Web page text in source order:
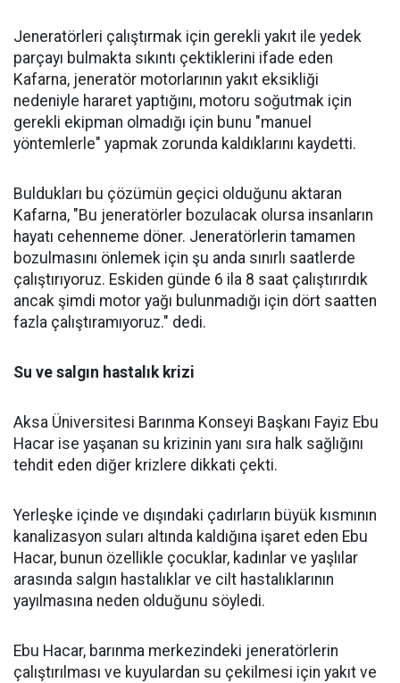
Jeneratörleri çalıştırmak için gerekli yakıt ile yedek
parçayı bulmakta sıkıntı çektiklerini ifade eden
Kafarna, jeneratör motorlarının yakıt eksikliği
nedeniyle hararet yaptığını, motoru soğutmak için
gerekli ekipman olmadığı için bunu "manuel
yöntemlerle" yapmak zorunda kaldıklarını kaydetti.
Buldukları bu çözümün geçici olduğunu aktaran
Kafarna, "Bu jeneratörler bozulacak olursa insanların
hayatı cehenneme döner. Jeneratörlerin tamamen
bozulmasını önlemek için şu anda sınırlı saatlerde
çalıştırıyoruz. Eskiden günde 6 ila 8 saat çalıştırırdık
ancak şimdi motor yağı bulunmadığı için dört saatten
fazla çalıştıramıyoruz." dedi.
Su ve salgın hastalık krizi
Aksa Üniversitesi Barınma Konseyi Başkanı Fayiz Ebu
Hacar ise yaşanan su krizinin yanı sıra halk sağlığını
tehdit eden diğer krizlere dikkati çekti.
Yerleşke içinde ve dışındaki çadırların büyük kısmının
kanalizasyon suları altında kaldığına işaret eden Ebu
Hacar, bunun özellikle çocuklar, kadınlar ve yaşlılar
arasında salgın hastalıklar ve cilt hastalıklarının
yayılmasına neden olduğunu söyledi.
Ebu Hacar, barınma merkezindeki jeneratörlerin
çalıştırılması ve kuyulardan su çekilmesi için yakıt ve